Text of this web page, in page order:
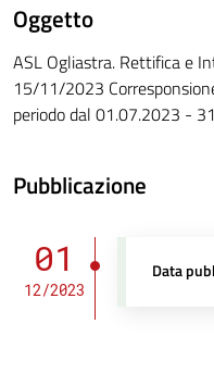
Oggetto
ASL Ogliastra. Rettifica e
15/11/2023
periodo dal 01.07.2023 -
Pubblicazione
01
12/2023
Data